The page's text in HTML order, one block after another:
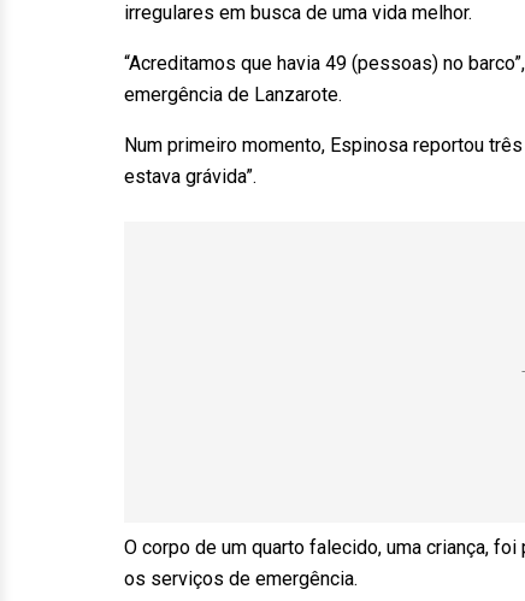
irregulares em busca de uma vida melhor.
“Acreditamos que havia 49 (pessoas) no
emergência de Lanzarote.
Num primeiro momento, Espinosa reportou
estava grávida”.
O corpo de um quarto falecido, uma criança,
os serviços de emergência.